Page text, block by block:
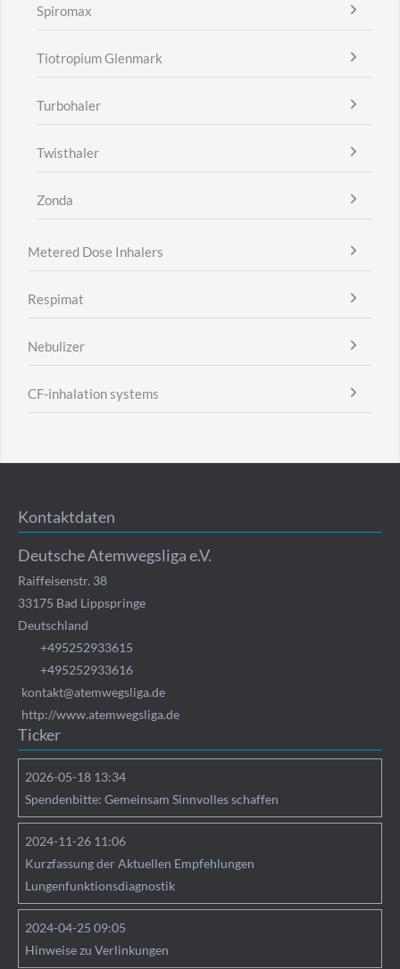
Spiromax
Tiotropium Glenmark
Turbohaler
Twisthaler
Zonda
Metered Dose Inhalers
Respimat
Nebulizer
CF-inhalation systems
Kontaktdaten
Deutsche Atemwegsliga e.V.
Raiffeisenstr. 38
33175 Bad Lippspringe
Deutschland
+495252933615
+495252933616
kontakt@atemwegsliga.de
http://www.atemwegsliga.de
Ticker
2026-05-18 13:34
Spendenbitte: Gemeinsam Sinnvolles schaffen
2024-11-26 11:06
Kurzfassung der Aktuellen Empfehlungen
Lungenfunktionsdiagnostik
2024-04-25 09:05
Hinweise zu Verlinkungen